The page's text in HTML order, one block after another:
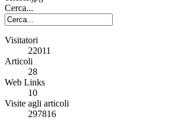
Cerca...
Visitatori
22011
Articoli
28
Web Links
10
Visite agli articoli
297816